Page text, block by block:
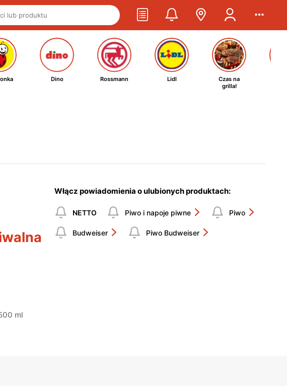
Dino Rossmann Lidl
Czas na
grilla!
ml
Włącz powiadomienia o ulubionych produktach:
NETTO Piwo i napoje piwne Piwo
Budweiser Piwo Budweiser